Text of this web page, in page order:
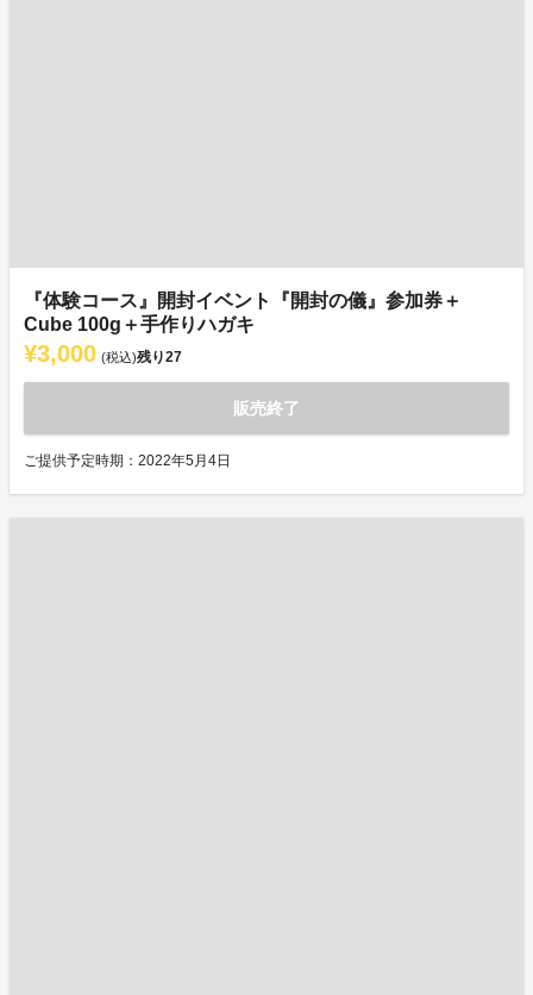
『体験コース』開封イベント『開封の儀』参加券＋
Cube 100g＋手作りハガキ
¥3,000 (税込)残り27
販売終了
ご提供予定時期：2022年5月4日